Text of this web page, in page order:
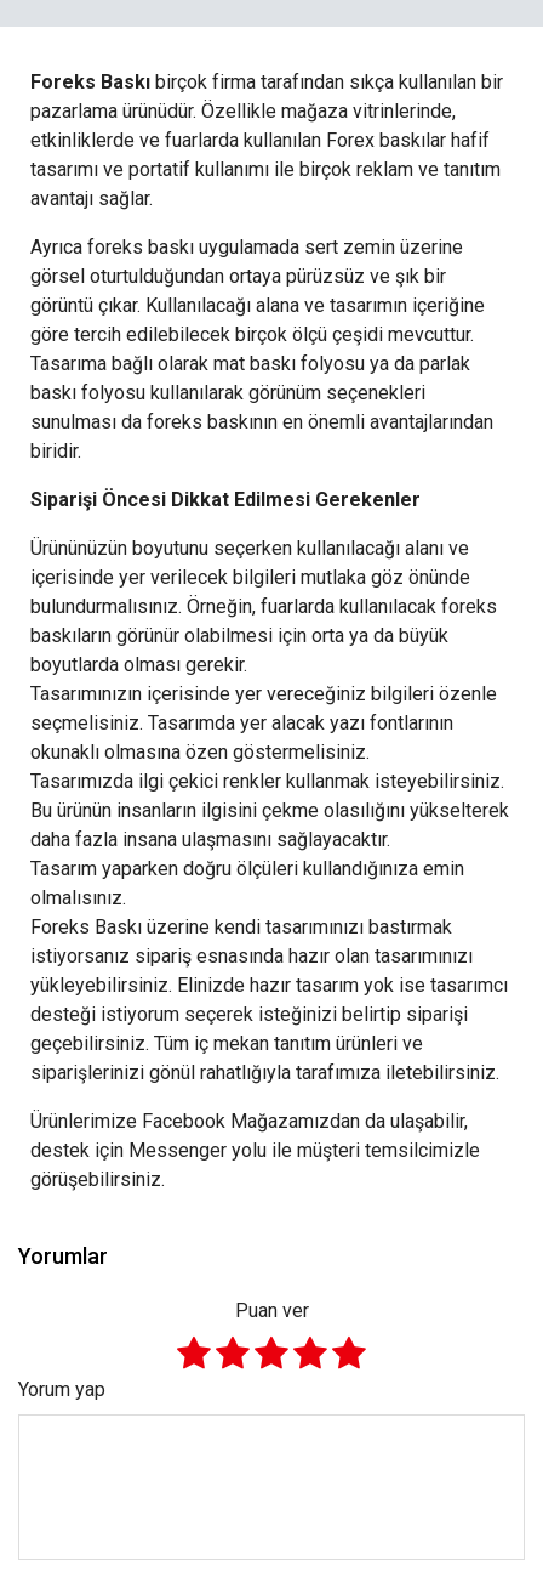
Foreks Baskı birçok firma tarafından sıkça kullanılan bir
pazarlama ürünüdür. Özellikle mağaza vitrinlerinde,
etkinliklerde ve fuarlarda kullanılan Forex baskılar hafif
tasarımı ve portatif kullanımı ile birçok reklam ve tanıtım
avantajı sağlar.
Ayrıca foreks baskı uygulamada sert zemin üzerine
görsel oturtulduğundan ortaya pürüzsüz ve şık bir
görüntü çıkar. Kullanılacağı alana ve tasarımın içeriğine
göre tercih edilebilecek birçok ölçü çeşidi mevcuttur.
Tasarıma bağlı olarak mat baskı folyosu ya da parlak
baskı folyosu kullanılarak görünüm seçenekleri
sunulması da foreks baskının en önemli avantajlarından
biridir.
Siparişi Öncesi Dikkat Edilmesi Gerekenler
Ürününüzün boyutunu seçerken kullanılacağı alanı ve
içerisinde yer verilecek bilgileri mutlaka göz önünde
bulundurmalısınız. Örneğin, fuarlarda kullanılacak foreks
baskıların görünür olabilmesi için orta ya da büyük
boyutlarda olması gerekir.
Tasarımınızın içerisinde yer vereceğiniz bilgileri özenle
seçmelisiniz. Tasarımda yer alacak yazı fontlarının
okunaklı olmasına özen göstermelisiniz.
Tasarımızda ilgi çekici renkler kullanmak isteyebilirsiniz.
Bu ürünün insanların ilgisini çekme olasılığını yükselterek
daha fazla insana ulaşmasını sağlayacaktır.
Tasarım yaparken doğru ölçüleri kullandığınıza emin
olmalısınız.
Foreks Baskı üzerine kendi tasarımınızı bastırmak
istiyorsanız sipariş esnasında hazır olan tasarımınızı
yükleyebilirsiniz. Elinizde hazır tasarım yok ise tasarımcı
desteği istiyorum seçerek isteğinizi belirtip siparişi
geçebilirsiniz. Tüm iç mekan tanıtım ürünleri ve
siparişlerinizi gönül rahatlığıyla tarafımıza iletebilirsiniz.
Ürünlerimize Facebook Mağazamızdan da ulaşabilir,
destek için Messenger yolu ile müşteri temsilcimizle
görüşebilirsiniz.
Yorumlar
Puan ver
Yorum yap